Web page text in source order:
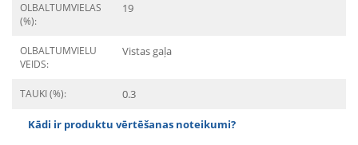
OLBALTUMVIELAS
(%):
19
OLBALTUMVIELU
VEIDS:
Vistas gaļa
TAUKI (%): 0.3
Kādi ir produktu vērtēšanas noteikumi?